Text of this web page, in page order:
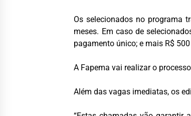
Os selecionados no programa
meses. Em caso de
pagamento único; e mais R$
A Fapema vai realizar o
Além das vagas imediatas, os